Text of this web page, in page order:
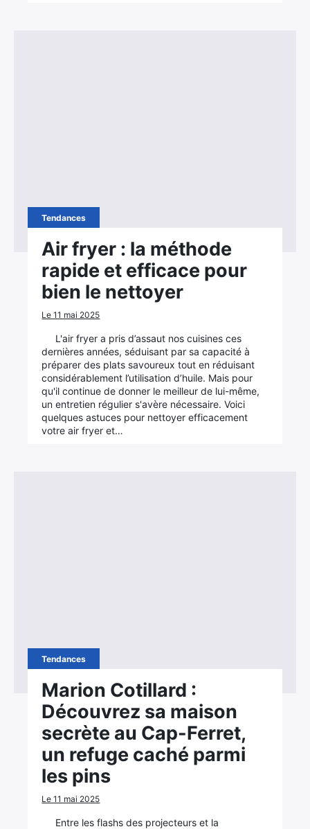
Tendances
Air fryer : la méthode
rapide et efficace pour
bien le nettoyer
Le 11 mai 2025
L'air fryer a pris d’assaut nos cuisines ces
dernières années, séduisant par sa capacité à
préparer des plats savoureux tout en réduisant
considérablement l’utilisation d’huile. Mais pour
qu'il continue de donner le meilleur de lui-même,
un entretien régulier s'avère nécessaire. Voici
quelques astuces pour nettoyer efficacement
votre air fryer et…
Tendances
Marion Cotillard :
Découvrez sa maison
secrète au Cap-Ferret,
un refuge caché parmi
les pins
Le 11 mai 2025
Entre les flashs des projecteurs et la